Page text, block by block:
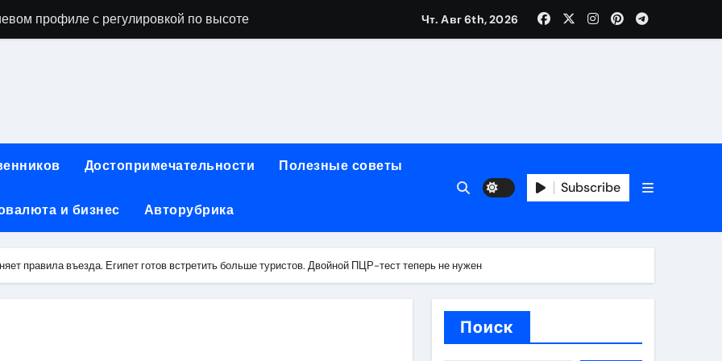
профиле с регулировкой по высоте
базальтовых огнеупорных матов
без верификации и участия банков с возможностью пополнения криптовалютой
проблемных угольных предприятий
и офисы продаж турагентств в России
Чт. Авг 6th, 2026
Достопримечательности Полезные советы
и бизнес Авторубрика
Subscribe
правила въезда. Египет готов встретить больше туристов. Двойной ПЦР-тест теперь не нужен
Поиск